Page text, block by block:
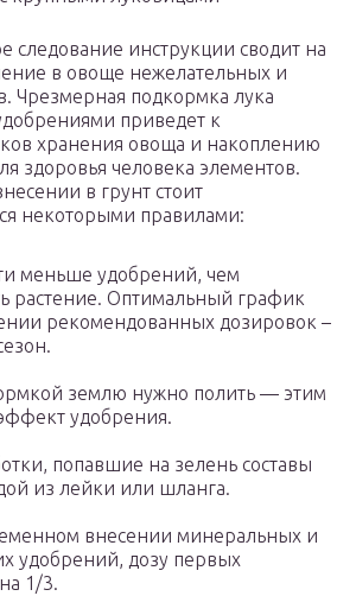
следование инструкции сводит на
в овоще нежелательных и
Чрезмерная подкормка лука
приведет к
хранения овоща и накоплению
здоровья человека элементов.
в грунт стоит
некоторыми правилами:
меньше удобрений, чем
растение. Оптимальный график
рекомендованных дозировок –
землю нужно полить — этим
удобрения.
попавшие на зелень составы
из лейки или шланга.
внесении минеральных и
удобрений, дозу первых
1/3.